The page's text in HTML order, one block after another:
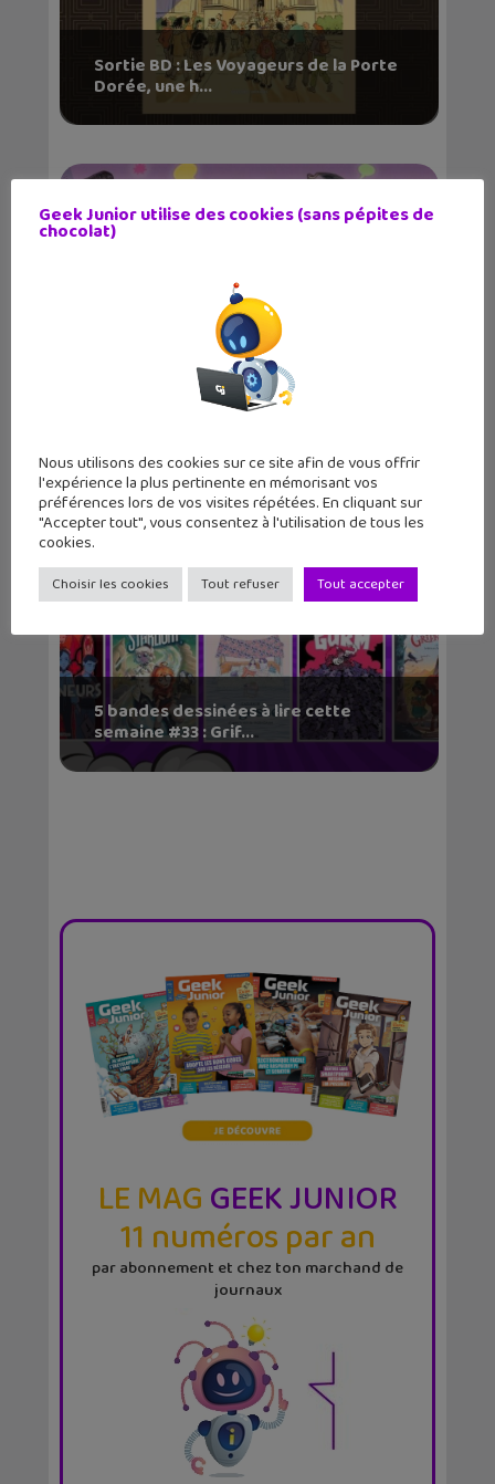
Sortie BD : Les Voyageurs de la Porte
Dorée, une h...
48H BD : quand la bande dessinée fait
5 bandes dessinées à lire cette
semaine #33 : Grif...
LE MAGGEEK JUNIOR
11 numéros par an
par abonnement et chez ton marchand de
journaux
Geek Junior utilise des cookies (sans pépites de
chocolat)
Nous utilisons des cookies sur ce site afin de vous offrir
l'expérience la plus pertinente en mémorisant vos
préférences lors de vos visites répétées. En cliquant sur
"Accepter tout", vous consentez à l'utilisation de tous les
cookies.
Choisir les cookies Tout refuser Tout accepter